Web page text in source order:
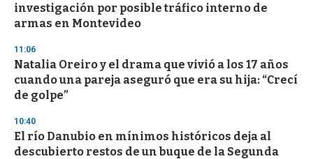
investigación por posible tráfico interno de
armas en Montevideo
11:06
Natalia Oreiro y el drama que vivió a los 17 años
cuando una pareja aseguró que era su hija: “Crecí
de golpe”
10:40
El río Danubio en mínimos históricos deja al
descubierto restos de un buque de la Segunda